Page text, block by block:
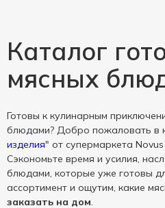
Каталог
мясных
Готовы к кулинарным
блюдами? Добро пожаловать в
изделия" от супермаркета
Сэкономьте время и усилия,
блюдами, которые уже готовы
ассортимент и ощутим, какие
заказать на дом.